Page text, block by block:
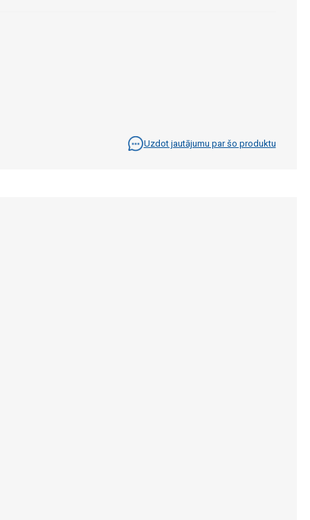
Uzdot jautājumu par šo produktu